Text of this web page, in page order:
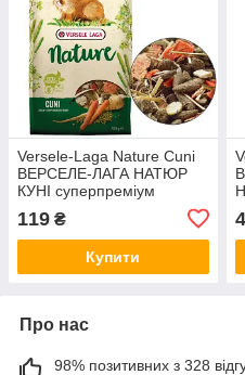
Versele-Laga Nature Cuni
ВЕРСЕЛЕ-ЛАГА НАТЮР
КУНІ суперпреміум
кроликів на вагу 250 г
119 ₴
Купити
Про нас
98% позитивних з 328